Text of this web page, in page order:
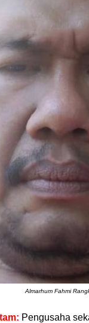
Almarhum Fahmi
Pengusaha